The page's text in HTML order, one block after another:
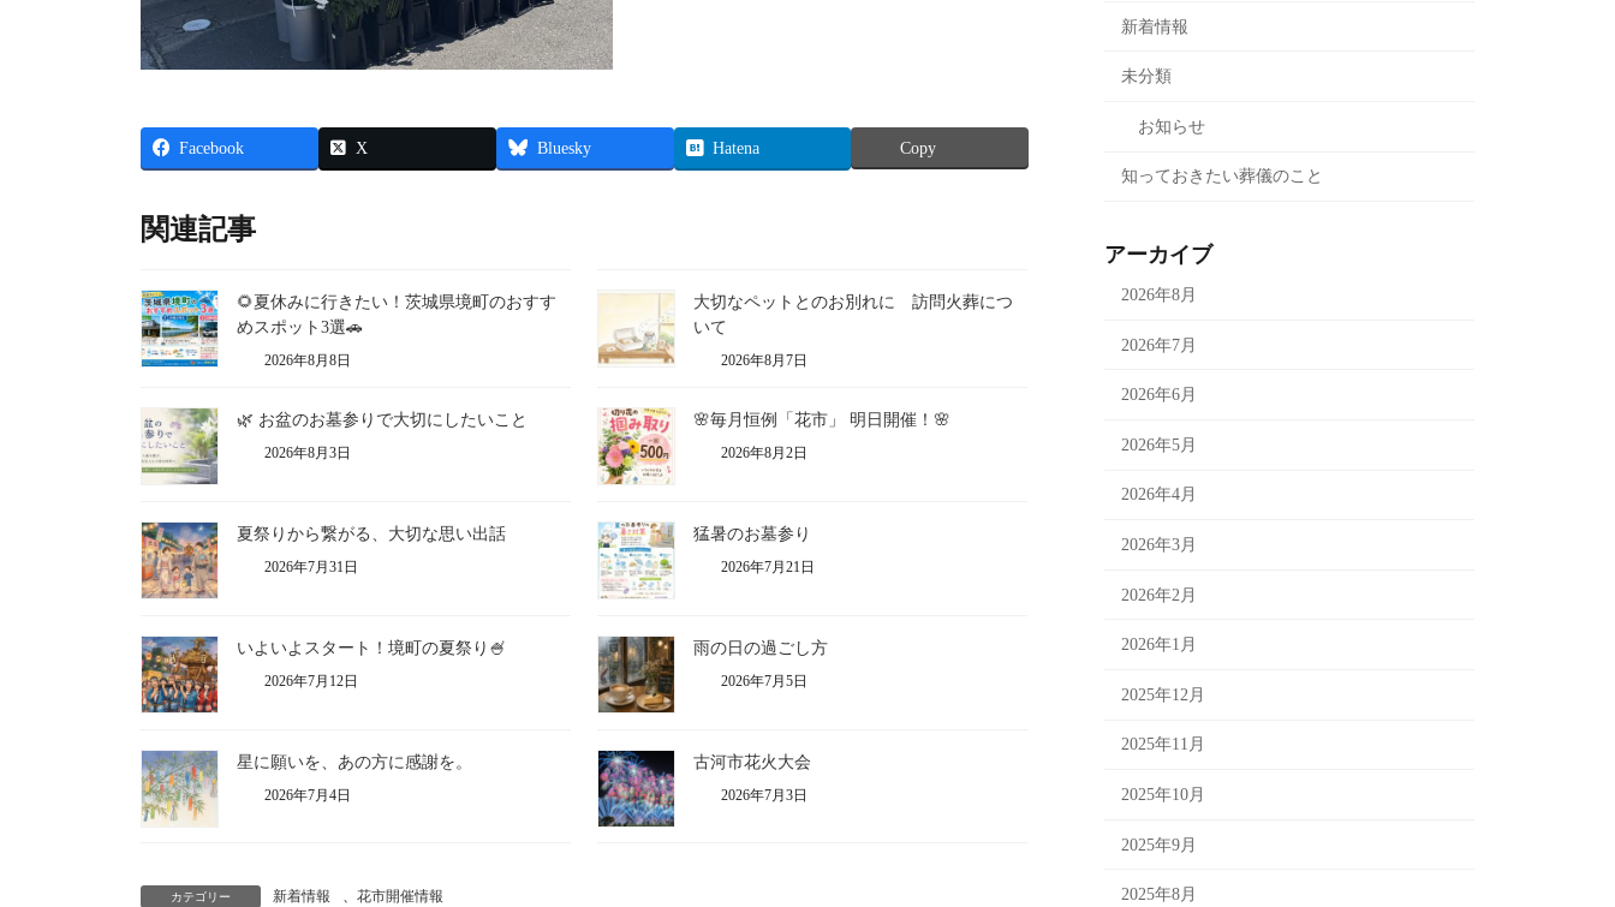
Facebook X Bluesky Hatena Copy
関連記事
🌻夏休みに行きたい！茨城県境町のおすす
めスポット3選🚗
2026年8月8日
大切なペットとのお別れに 訪問火葬につ
いて
2026年8月7日
🌿 お盆のお墓参りで大切にしたいこと
2026年8月3日
🌸毎月恒例「花市」 明日開催！🌸
2026年8月2日
夏祭りから繋がる、大切な思い出話
2026年7月31日
猛暑のお墓参り
2026年7月21日
いよいよスタート！境町の夏祭り🍧
2026年7月12日
雨の日の過ごし方
2026年7月5日
星に願いを、あの方に感謝を。
2026年7月4日
古河市花火大会
2026年7月3日
カテゴリー 新着情報 、 花市開催情報
新着情報
未分類
お知らせ
知っておきたい葬儀のこと
アーカイブ
2026年8月
2026年7月
2026年6月
2026年5月
2026年4月
2026年3月
2026年2月
2026年1月
2025年12月
2025年11月
2025年10月
2025年9月
2025年8月